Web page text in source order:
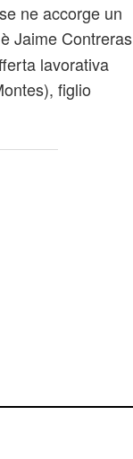
ne accorge un
Jaime Contreras
lavorativa
figlio